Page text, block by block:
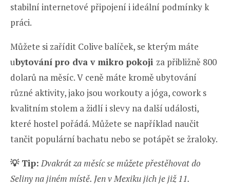
stabilní internetové připojení i ideální podmínky k
práci.
Můžete si zařídit Colive balíček, se kterým máte
ubytování pro dva v mikro pokoji za přibližně 800
dolarů na měsíc. V ceně máte kromě ubytování
různé aktivity, jako jsou workouty a jóga, cowork s
kvalitním stolem a židlí i slevy na další události,
které hostel pořádá. Můžete se například naučit
tančit populární bachatu nebo se potápět se žraloky.
💡 Tip: Dvakrát za měsíc se můžete přestěhovat do
Seliny na jiném místě. Jen v Mexiku jich je již 11.